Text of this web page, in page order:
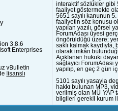
3.8.6
Enterprises
vBulletin
lisanslı
interaktif sözlükler gibi
faaliyet göstermekte
5651 sayılı kanunun
faaliyetin söz konusu
yapılan yazılı, görsel
ForumAdası üyesi
öngörüldüğü üzere;
saklı kalmak
olarak imkân
Açıklanan hukuki
sağlayıcı
yapılıp, en geç 2 gün
5101 sayılı yasayla
hakkı bulunan MP3,
verilmiş olan MÜ-YAP
bilgileri gerekli kurum